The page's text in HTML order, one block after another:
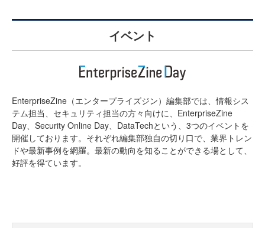
イベント
EnterpriseZine（エンタープライズジン）編集部では、情報シス
テム担当、セキュリティ担当の方々向けに、EnterpriseZine
Day、Security Online Day、DataTechという、3つのイベントを
開催しております。それぞれ編集部独自の切り口で、業界トレン
ドや最新事例を網羅。最新の動向を知ることができる場として、
好評を得ています。